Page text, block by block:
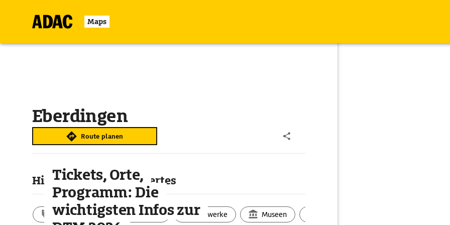
Maps
Eberdingen
Route planen
Highlights & Sehenswertes
Aktivitäten Landschaft Bauwerke Museen
Tickets, Orte,
Programm: Die
wichtigsten Infos zur